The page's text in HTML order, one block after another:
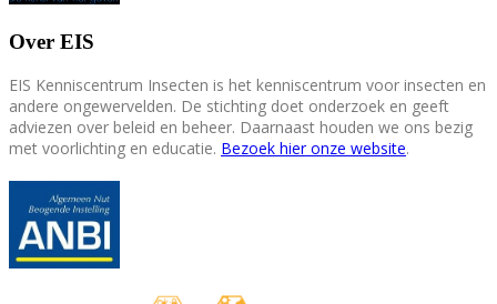
Over EIS
EIS Kenniscentrum Insecten is het kenniscentrum voor insecten en
andere ongewervelden. De stichting doet onderzoek en geeft
adviezen over beleid en beheer. Daarnaast houden we ons bezig
met voorlichting en educatie. Bezoek hier onze website.